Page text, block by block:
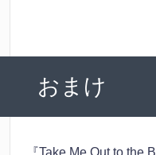
おまけ
『Take Me Out to the